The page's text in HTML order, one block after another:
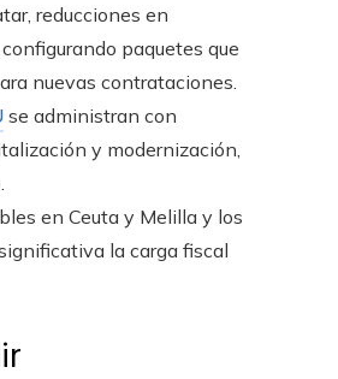
reducciones en
paquetes que
nuevas contrataciones.
se administran con
y modernización,
en Ceuta y Melilla y los
la carga fiscal